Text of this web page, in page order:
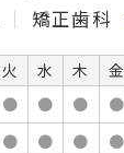
矯正歯科
火 水 木 金
● ● ● ●
● ● ● ●